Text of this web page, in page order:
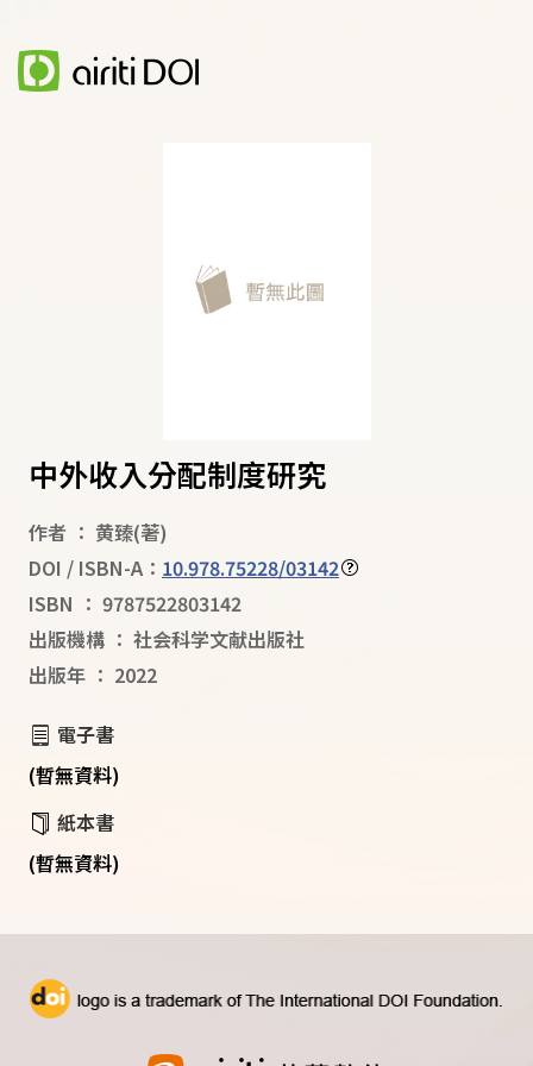
中外收入分配制度研究
作者 ： 黄臻(著)
DOI / ISBN-A： 10.978.75228/03142
ISBN ： 9787522803142
出版機構 ： 社会科学文献出版社
出版年 ： 2022
電子書
(暫無資料)
紙本書
(暫無資料)